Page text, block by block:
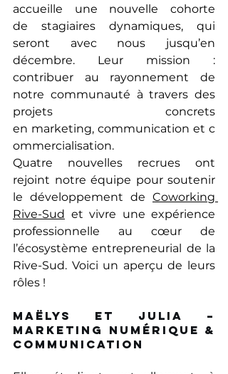
accueille une nouvelle cohorte
de stagiaires dynamiques, qui
seront avec nous jusqu’en
décembre. Leur mission :
contribuer au rayonnement de
notre communauté à travers des
projets concrets
en marketing, communication et c
ommercialisation.
Quatre nouvelles recrues ont
rejoint notre équipe pour soutenir
le développement de Coworking
Rive-Sud et vivre une expérience
professionnelle au cœur de
l’écosystème entrepreneurial de la
Rive-Sud. Voici un aperçu de leurs
rôles !
Maëlys et Julia –
Marketing numérique &
communication